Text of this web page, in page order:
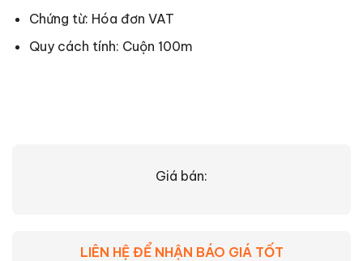
Chứng từ: Hóa đơn VAT
Quy cách tính: Cuộn 100m
Giá bán:
LIÊN HỆ ĐỂ NHẬN BÁO GIÁ TỐT